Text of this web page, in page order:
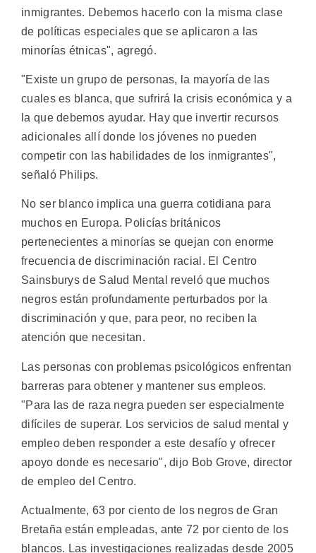
inmigrantes. Debemos hacerlo con la misma clase
de políticas especiales que se aplicaron a las
minorías étnicas", agregó.
"Existe un grupo de personas, la mayoría de las
cuales es blanca, que sufrirá la crisis económica y a
la que debemos ayudar. Hay que invertir recursos
adicionales allí donde los jóvenes no pueden
competir con las habilidades de los inmigrantes",
señaló Philips.
No ser blanco implica una guerra cotidiana para
muchos en Europa. Policías británicos
pertenecientes a minorías se quejan con enorme
frecuencia de discriminación racial. El Centro
Sainsburys de Salud Mental reveló que muchos
negros están profundamente perturbados por la
discriminación y que, para peor, no reciben la
atención que necesitan.
Las personas con problemas psicológicos enfrentan
barreras para obtener y mantener sus empleos.
"Para las de raza negra pueden ser especialmente
difíciles de superar. Los servicios de salud mental y
empleo deben responder a este desafío y ofrecer
apoyo donde es necesario", dijo Bob Grove, director
de empleo del Centro.
Actualmente, 63 por ciento de los negros de Gran
Bretaña están empleadas, ante 72 por ciento de los
blancos. Las investigaciones realizadas desde 2005